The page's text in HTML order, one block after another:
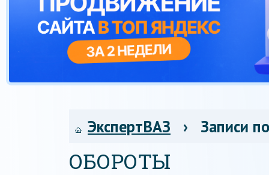
ЭкспертВАЗ › Записи
ОБОРОТЫ